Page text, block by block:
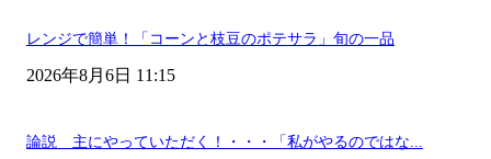
レンジで簡単！「コーンと枝豆のポテサラ」旬の一品
2026年8月6日 11:15
論説 主にやっていただく！・・・「私がやるのではな...